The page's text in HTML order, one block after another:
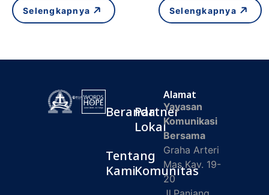
Selengkapnya Selengkapnya
Beranda
Tentang
Kami
Partner
Lokal
Komunitas
Alamat
Yayasan
Komunikasi
Bersama
Graha Arteri
Mas Kav. 19-
20